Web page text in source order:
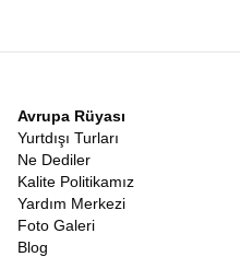
Avrupa Rüyası
Yurtdışı Turları
Ne Dediler
Kalite Politikamız
Yardım Merkezi
Foto Galeri
Blog